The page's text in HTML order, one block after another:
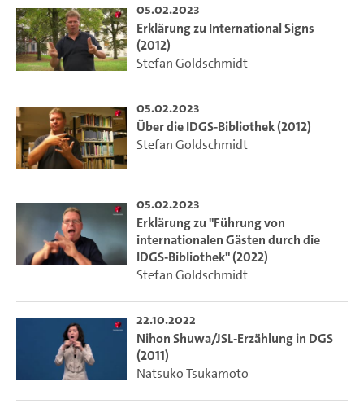
05.02.2023
Erklärung zu International Signs
(2012)
Stefan Goldschmidt
05.02.2023
Über die IDGS-Bibliothek (2012)
Stefan Goldschmidt
05.02.2023
Erklärung zu "Führung von
internationalen Gästen durch die
IDGS-Bibliothek" (2022)
Stefan Goldschmidt
22.10.2022
Nihon Shuwa/JSL-Erzählung in DGS
(2011)
Natsuko Tsukamoto